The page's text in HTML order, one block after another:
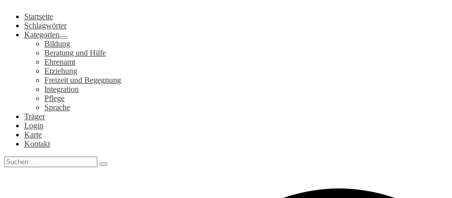
Inhalt
springen
Startseite
Schlagwörter
Kategorien
Bildung
Beratung und Hilfe
Ehrenamt
Erziehung
Freizeit und Begegnung
Integration
Pflege
Sprache
Träger
Login
Karte
Kontakt
Search
for: